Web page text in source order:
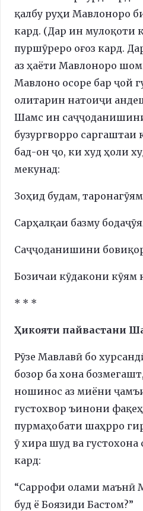
қалбу руҳи Мавлоноро
кард. (Дар ин мулоқоти
пуршӯреро оғоз кард.
аз ҳаёти Мавлоноро
Мавлоно осоре бар ҷой
олитарин натоиҷи
Шамс ин
бузургворро саргаштаи
бад-он ҷо, ки худ ҳоли
мекунад:
Зоҳид будам,
Сарҳалқаи базму
Саҷҷоданишини
Бозичаи кӯдакони кӯям
* * *
Ҳикояти пайвастани
Рӯзе Мавлавӣ бо
бозор ба хона
ношинос аз миёни
густохвор ъинони
пурмаҳобати шаҳрро
ӯ хира шуд ва густохона
кард:
“Саррофи олами маънӣ
буд ё Боязиди Бастом?”